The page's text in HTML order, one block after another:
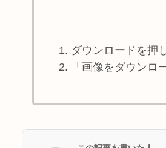
ダウンロードを押
「画像をダウンロ